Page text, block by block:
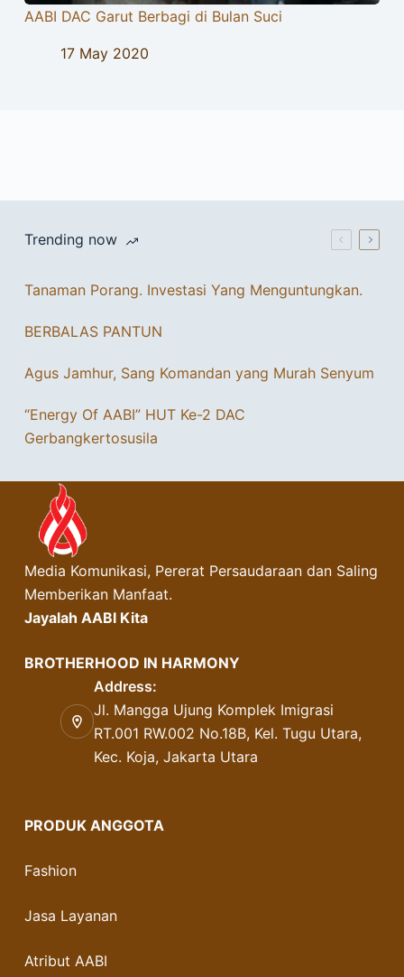
AABI DAC Garut Berbagi di Bulan Suci
17 May 2020
Trending now
Tanaman Porang. Investasi Yang Menguntungkan.
BERBALAS PANTUN
Agus Jamhur, Sang Komandan yang Murah Senyum
“Energy Of AABI” HUT Ke-2 DAC
Gerbangkertosusila
Media Komunikasi, Pererat Persaudaraan dan Saling
Memberikan Manfaat.
Jayalah AABI Kita
BROTHERHOOD IN HARMONY
Address:
Jl. Mangga Ujung Komplek Imigrasi
RT.001 RW.002 No.18B, Kel. Tugu Utara,
Kec. Koja, Jakarta Utara
PRODUK ANGGOTA
Fashion
Jasa Layanan
Atribut AABI